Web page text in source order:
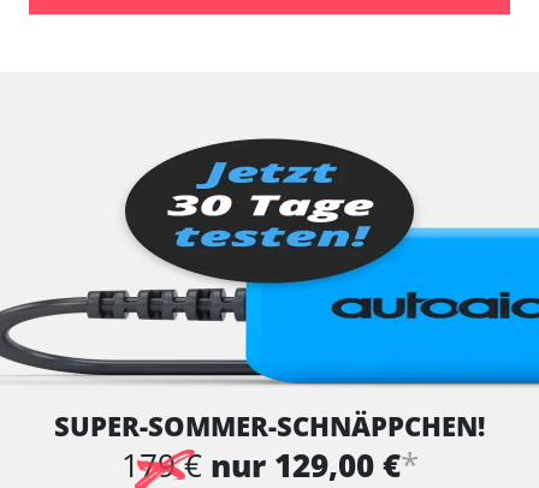
SUPER-SOMMER-SCHNÄPPCHEN!
179 € nur 129,00 €*